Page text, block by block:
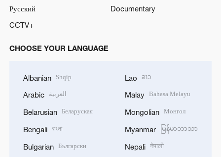
Русский
Documentary
CCTV+
CHOOSE YOUR LANGUAGE
Albanian Shqip
Arabic العربية
Belarusian Беларуская
Bengali বাংলা
Bulgarian Български
Lao ລາວ
Malay Bahasa Melayu
Mongolian Монгол
Myanmar မြန်မာဘာသာ
Nepali नेपाली